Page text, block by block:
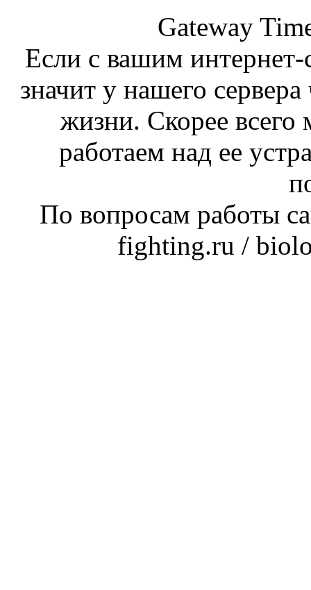
Gateway
Если с вашим интернет-
значит у нашего
жизни. Скорее
работаем над ее
По вопросам работы
fighting.ru /